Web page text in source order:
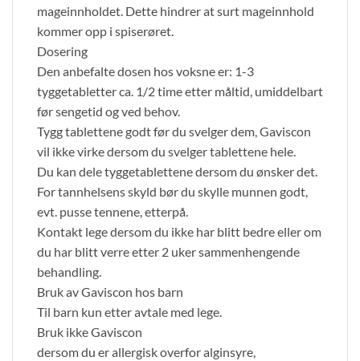
mageinnholdet. Dette hindrer at surt mageinnhold
kommer opp i spiserøret.
Dosering
Den anbefalte dosen hos voksne er: 1-3
tyggetabletter ca. 1/2 time etter måltid, umiddelbart
før sengetid og ved behov.
Tygg tablettene godt før du svelger dem, Gaviscon
vil ikke virke dersom du svelger tablettene hele.
Du kan dele tyggetablettene dersom du ønsker det.
For tannhelsens skyld bør du skylle munnen godt,
evt. pusse tennene, etterpå.
Kontakt lege dersom du ikke har blitt bedre eller om
du har blitt verre etter 2 uker sammenhengende
behandling.
Bruk av Gaviscon hos barn
Til barn kun etter avtale med lege.
Bruk ikke Gaviscon
dersom du er allergisk overfor alginsyre,